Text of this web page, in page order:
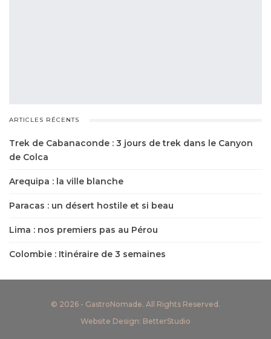
ARTICLES RÉCENTS
Trek de Cabanaconde : 3 jours de trek dans le Canyon
de Colca
Arequipa : la ville blanche
Paracas : un désert hostile et si beau
Lima : nos premiers pas au Pérou
Colombie : Itinéraire de 3 semaines
© 2026 - GastroNomade. All Rights Reserved.
Website Design: BetterStudio